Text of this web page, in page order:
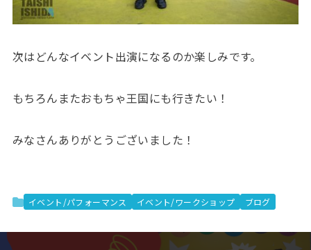
次はどんなイベント出演になるのか楽しみです。
もちろんまたおもちゃ王国にも行きたい！
みなさんありがとうございました！
イベント/パフォーマンス イベント/ワークショップ ブログ